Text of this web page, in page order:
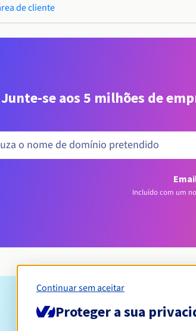
de cliente
Junte-se aos 5 milhões de
Incluído com um
Condições
Continuar sem aceitar
Proteger a sua